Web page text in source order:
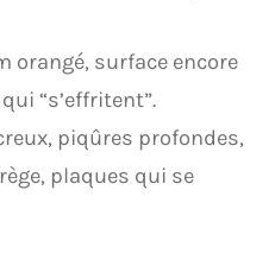
orangé, surface encore
“s’effritent”.
piqûres profondes,
plaques qui se